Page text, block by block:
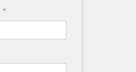
*